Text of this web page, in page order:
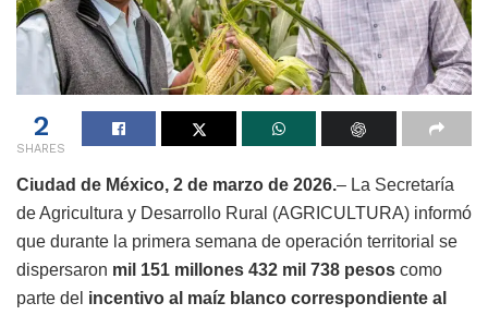
2
SHARES
Ciudad de México, 2 de marzo de 2026.– La Secretaría
de Agricultura y Desarrollo Rural (AGRICULTURA) informó
que durante la primera semana de operación territorial se
dispersaron mil 151 millones 432 mil 738 pesos como
parte del incentivo al maíz blanco correspondiente al